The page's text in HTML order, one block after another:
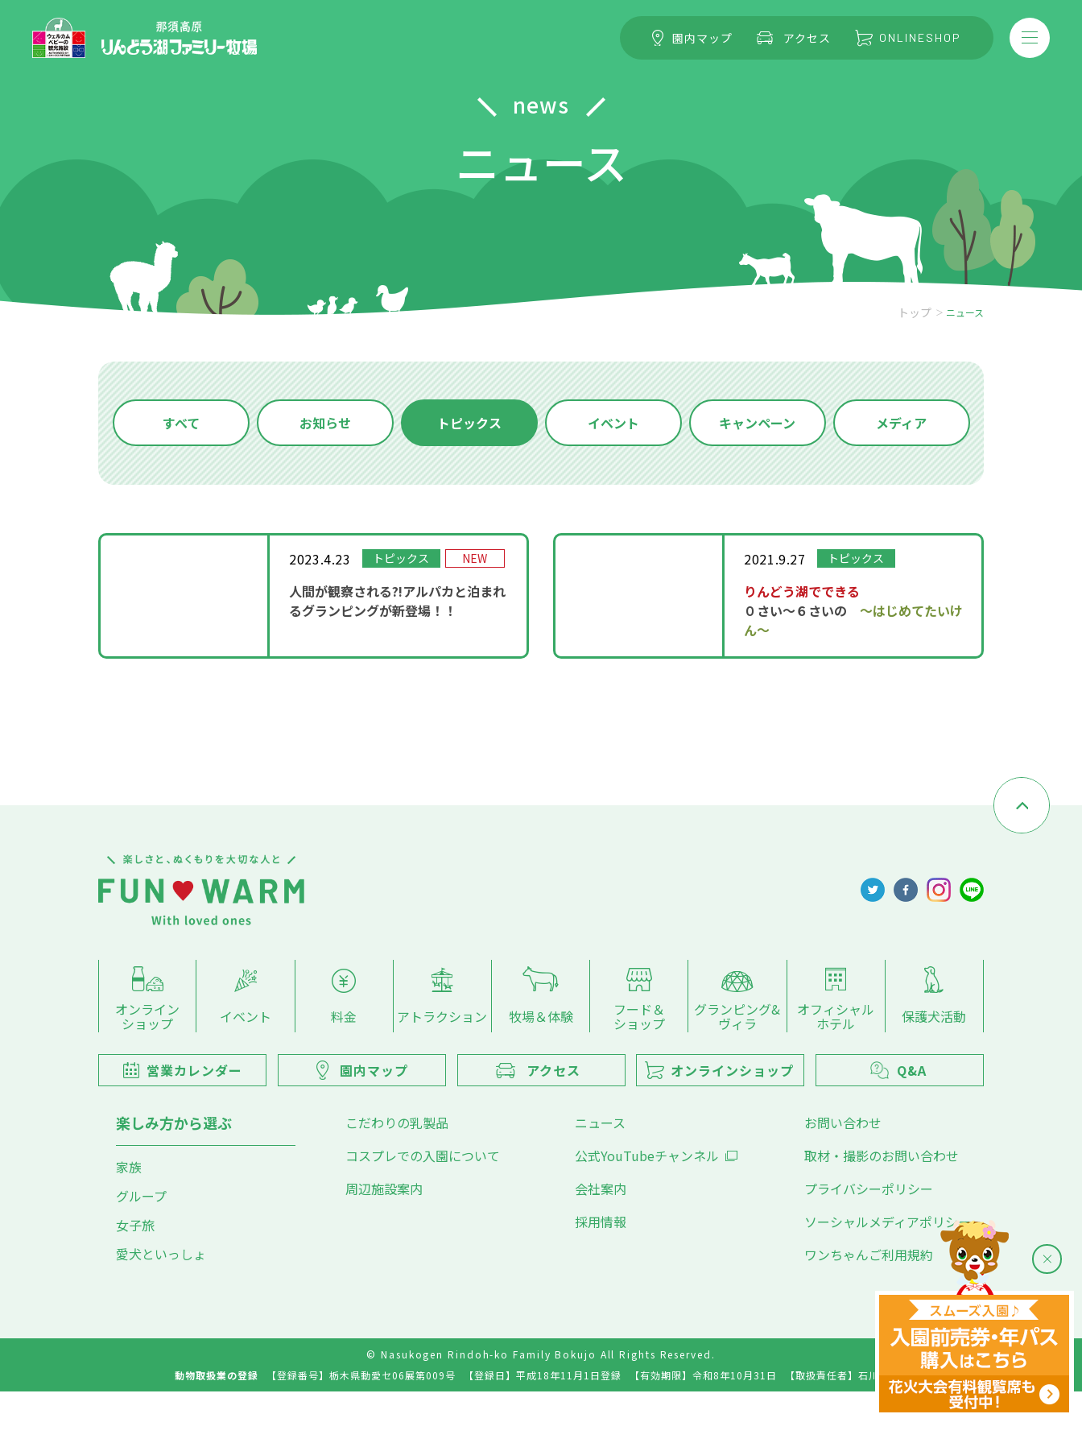
園内マップ アクセス ONLINESHOP
news
ニュース
トップ ニュース
すべて お知らせ トピックス イベント キャンペーン メディア
2023.4.23 トピックス NEW
人間が観察される?!アルパカと泊まれ
るグランピングが新登場！！
2021.9.27 トピックス
りんどう湖でできる
０さい～６さいの ～はじめてたいけ
ん～
オンライン
ショップ イベント 料金 アトラクション 牧場＆体験 フード＆
ショップ
グランピング&
ヴィラ
オフィシャル
ホテル 保護犬活動
営業カレンダー 園内マップ アクセス オンラインショップ Q&A
楽しみ方から選ぶ
家族
グループ
女子旅
愛犬といっしょ
こだわりの乳製品
コスプレでの入園について
周辺施設案内
ニュース
公式YouTubeチャンネル
会社案内
採用情報
お問い合わせ
取材・撮影のお問い合わせ
プライバシーポリシー
ソーシャルメディアポリシー
ワンちゃんご利用規約
© Nasukogen Rindoh-ko Family Bokujo All Rights Reserved.
動物取扱業の登録
【登録番号】 栃木県動愛セ06展第009号 【登録日】 平成18年11月1日登録 【有効期限】 令和8年10月31日 【取扱責任者】 石川千愛